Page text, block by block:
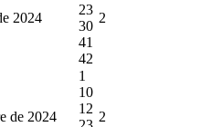
2024
23
30
41
42
2
de 2024
1
10
12
2